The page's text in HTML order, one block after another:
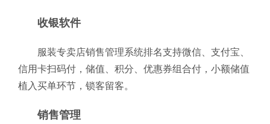
收银软件
服装专卖店销售管理系统排名支持微信、支付宝、
信用卡扫码付，储值、积分、优惠券组合付，小额储值
植入买单环节，锁客留客。
销售管理